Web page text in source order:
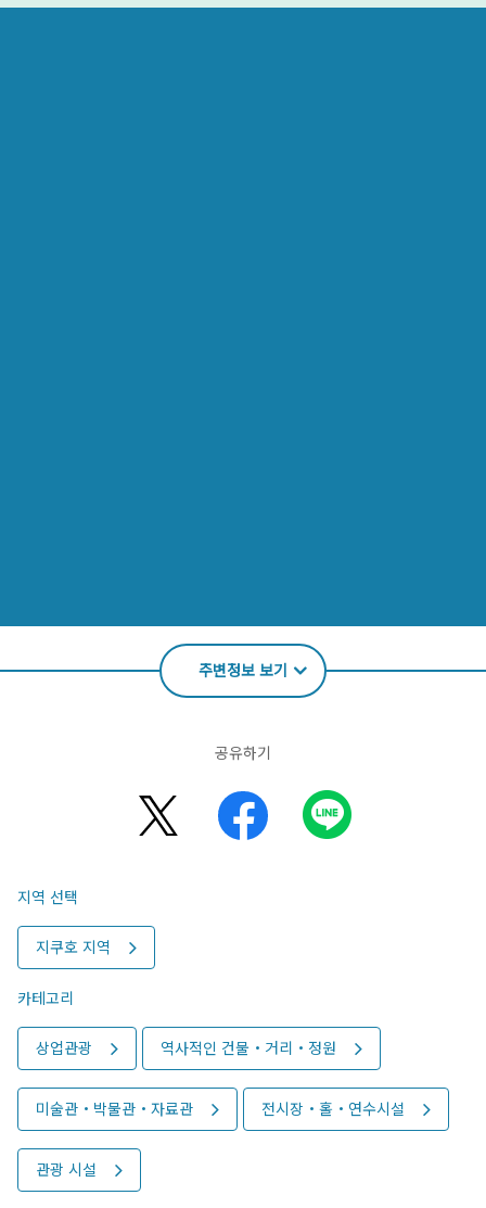
주변정보 보기
공유하기
지역 선택
지쿠호 지역
카테고리
상업관광 역사적인 건물・거리・정원
미술관・박물관・자료관 전시장・홀・연수시설
관광 시설